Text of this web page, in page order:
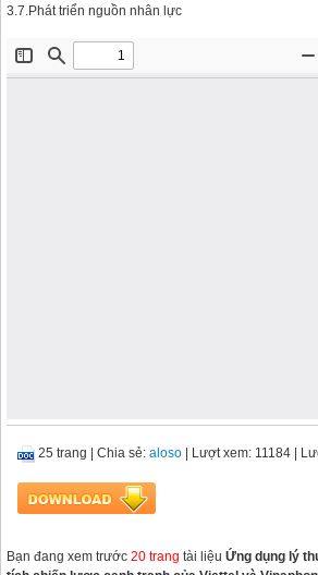
3.7.Phát triển nguồn nhân lực
25 trang Chia sẻ: aloso | Lượt xem: 11184 |
Bạn đang xem trước 20 trang tài liệu Ứng dụng lý